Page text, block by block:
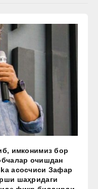
имконимиз бор
очишдан
асосчиси Зафар
шаҳридаги